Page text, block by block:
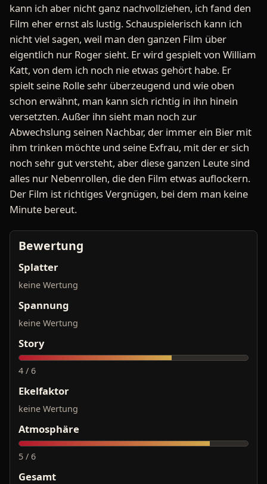
kann ich aber nicht ganz nachvollziehen, ich fand den
Film eher ernst als lustig. Schauspielerisch kann ich
nicht viel sagen, weil man den ganzen Film über
eigentlich nur Roger sieht. Er wird gespielt von William
Katt, von dem ich noch nie etwas gehört habe. Er
spielt seine Rolle sehr überzeugend und wie oben
schon erwähnt, man kann sich richtig in ihn hinein
versetzten. Außer ihn sieht man noch zur
Abwechslung seinen Nachbar, der immer ein Bier mit
ihm trinken möchte und seine Exfrau, mit der er sich
noch sehr gut versteht, aber diese ganzen Leute sind
alles nur Nebenrollen, die den Film etwas auflockern.
Der Film ist richtiges Vergnügen, bei dem man keine
Minute bereut.
Bewertung
Splatter
keine Wertung
Spannung
keine Wertung
Story
4 / 6
Ekelfaktor
keine Wertung
Atmosphäre
5 / 6
Gesamt